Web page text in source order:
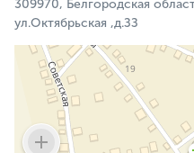
309970, Белгородская
ул.Октябрьская ,д.ЗЗ